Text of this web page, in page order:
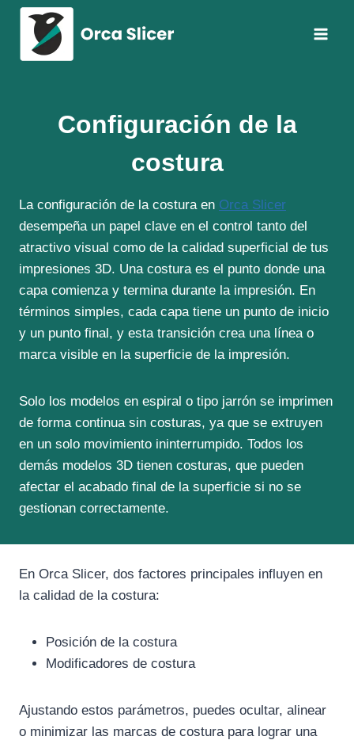
Saltar
contenido
Configuración de la
costura
La configuración de la costura en Orca Slicer
desempeña un papel clave en el control tanto del
atractivo visual como de la calidad superficial de tus
impresiones 3D. Una costura es el punto donde una
capa comienza y termina durante la impresión. En
términos simples, cada capa tiene un punto de inicio
y un punto final, y esta transición crea una línea o
marca visible en la superficie de la impresión.
Solo los modelos en espiral o tipo jarrón se imprimen
de forma continua sin costuras, ya que se extruyen
en un solo movimiento ininterrumpido. Todos los
demás modelos 3D tienen costuras, que pueden
afectar el acabado final de la superficie si no se
gestionan correctamente.
En Orca Slicer, dos factores principales influyen en
la calidad de la costura:
Posición de la costura
Modificadores de costura
Ajustando estos parámetros, puedes ocultar, alinear
o minimizar las marcas de costura para lograr una